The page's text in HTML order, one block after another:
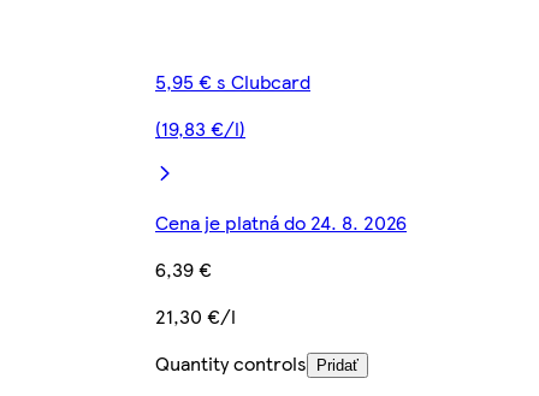
5,95 € s Clubcard
(19,83 €/l)
Cena je platná do 24. 8. 2026
6,39 €
21,30 €/l
Quantity controls
Pridať